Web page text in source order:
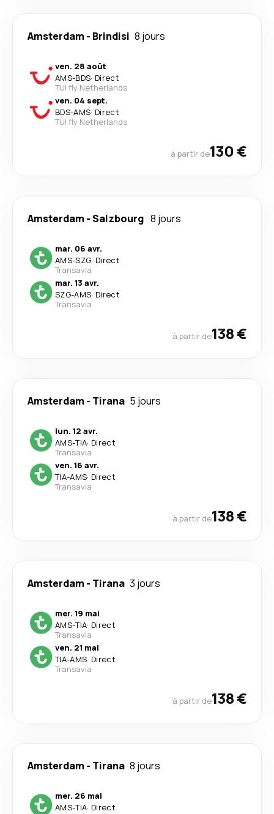
Amsterdam - Brindisi 8 jours
ven. 28 août
AMS-BDS· Direct
TUI fly Netherlands
ven. 04 sept.
BDS-AMS· Direct
TUI fly Netherlands
à partir de130 €
Amsterdam -Salzbourg 8 jours
mar. 06 avr.
AMS-SZG· Direct
Transavia
mar. 13 avr.
SZG-AMS· Direct
Transavia
à partir de138 €
Amsterdam - Tirana 5 jours
lun. 12 avr.
AMS-TIA· Direct
Transavia
ven. 16 avr.
TIA-AMS· Direct
Transavia
à partir de138 €
Amsterdam - Tirana 3 jours
mer. 19 mai
AMS-TIA· Direct
Transavia
ven. 21 mai
TIA-AMS· Direct
Transavia
à partir de138 €
Amsterdam - Tirana 8 jours
mer. 26 mai
AMS-TIA· Direct